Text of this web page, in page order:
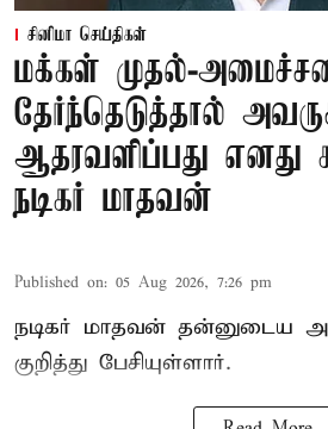
சினிமா செய்திகள்
மக்கள் முதல்-
தேர்ந்தெடுத்தால்
ஆதரவளிப்பது
நடிகர் மாதவன்
Published on: 05 Aug 2026, 7:26 pm
நடிகர் மாதவன் தன்னுடைய
குறித்து பேசியுள்ளார்.